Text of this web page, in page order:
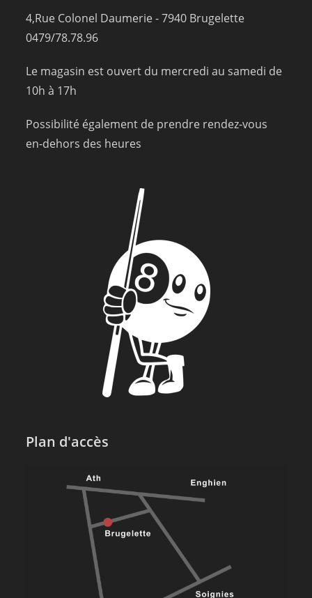
4,Rue Colonel Daumerie - 7940 Brugelette
0479/78.78.96
Le magasin est ouvert du mercredi au samedi de
10h à 17h
Possibilité également de prendre rendez-vous
en-dehors des heures
Plan d'accès